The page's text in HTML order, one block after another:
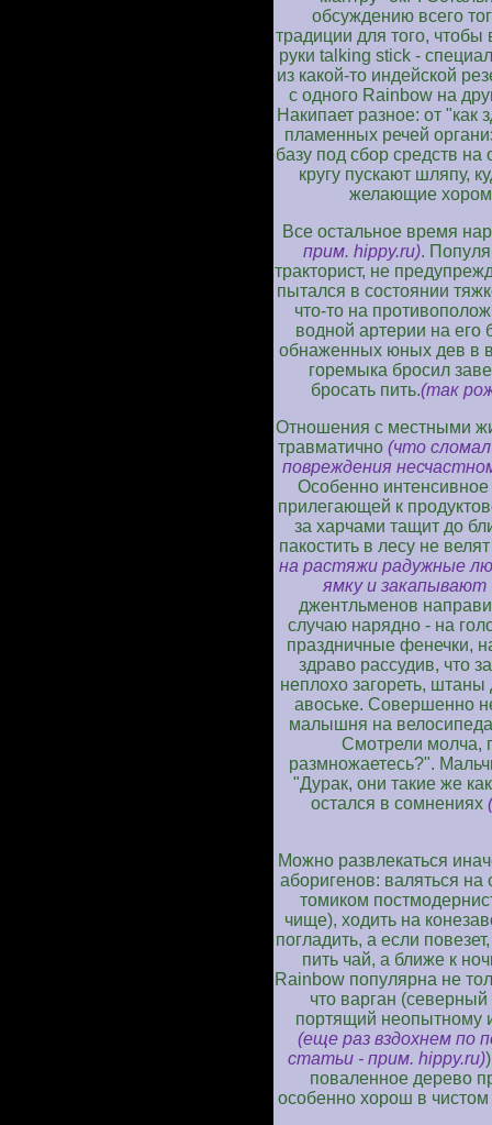
обсуждению всего
традиции для того, чтобы
руки talking stick -
из какой-то индейской
с одного Rainbow на
Накипает разное: от "как
пламенных речей
базу под сбор средств
кругу пускают шляпу,
желающие хором
Все остальное время
прим. hippy.ru).
тракторист, не
пытался в состоянии
что-то на
водной артерии на
обнаженных юных дев в
горемыка бросил
бросать пить.(так
Отношения с местными
травматично (что
повреждения
Особенно
прилегающей к
за харчами тащит до
пакостить в лесу не
на растяжи радужные
ямку и закапывают
джентльменов
случаю нарядно - на
праздничные фенечки,
здраво рассудив, что
неплохо загореть,
авоське. Совершенно
малышня на
Смотрели молча,
размножаетесь?".
"Дурак, они такие же
остался в сомнениях
Можно развлекаться
аборигенов: валяться
томиком
чище), ходить на
погладить, а если
пить чай, а ближе к
Rainbow популярна не
что варган
портящий неопытному
(еще раз вздохнем по
статьи - прим. hippy.ru)
поваленное дерево
особенно хорош в чистом